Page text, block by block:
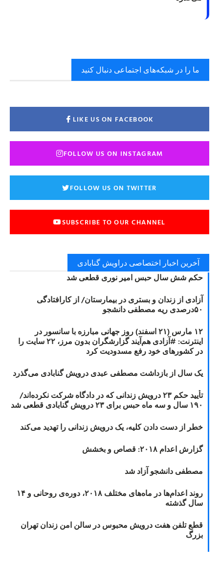
ما را در شبکه‌های اجتماعی دنبال کنید
LIKE US ON FACEBOOK
FOLLOW US ON INSTAGRAM
FOLLOW US ON TWITTER
SUBSCRIBE TO OUR CHANNEL
آخرین اخبار اختصاصی دراویش گنابادی
حکم شش سال حبس امیر نوری قطعی شد
آزادی از زندان و بستری در بیمارستان/ از کارافتادگی
۵۰درصدی ریه مصطفی دانشجو
۱۲ مارس (۲۱ اسفند) روز جهانی مبارزه با سانسور در
اینترنت: #آزادی هم‌آیند گزارشگران‌ بدون مرز، ۲۲ سایت را
در کشورهای خود رفع مسدودیت کرد
یک سال از بازداشت مصطفی عبدی درویش گنابادی می‌گذرد
تأیید حکم ۲۳ درویش زندانی که در دادگاه شرکت نکرده‌اند/
۱۹۰ سال و سه ماه حبس برای ۲۳ درویش گنابادی قطعی شد
خطر از دست دادن کلیه، یک درویش زندانی را تهدید می‌کند
گزارش اعدام ۲۰۱۸: قصاص و بخشش
مصطفی دانشجو آزاد شد
روند اعدام‌ها در ماه‌های مختلف ۲۰۱۸، دوره‌ی روحانی و ۱۴
سال گذشته
قطع تلفن هفت درویش محبوس در سالن امن زندان تهران
بزرگ